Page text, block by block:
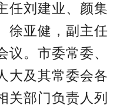
任刘建业、颜集
徐亚健，副主任
。市委常委、
大及其常委会各
关部门负责人列